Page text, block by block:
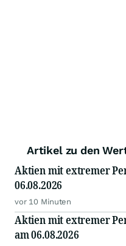
Artikel zu den
Aktien mit extremer
06.08.2026
vor 10 Minuten
Aktien mit extremer
am 06.08.2026